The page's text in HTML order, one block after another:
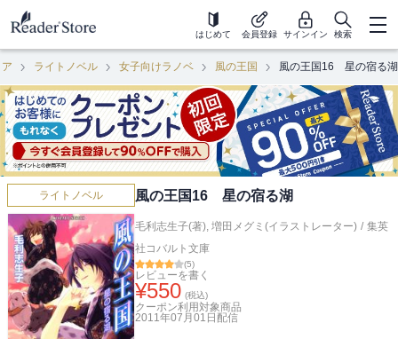
はじめて 会員登録 サインイン 検索
ライトノベル 女子向けラノベ 風の王国 風の王国16 星の宿る湖
ライトノベル 風の王国16 星の宿る湖
毛利志生子(著), 増田メグミ(イラストレーター) / 集英
社コバルト文庫
(5)
レビューを書く
¥550 (税込)
クーポン利用対象商品
2011年07月01日 配信